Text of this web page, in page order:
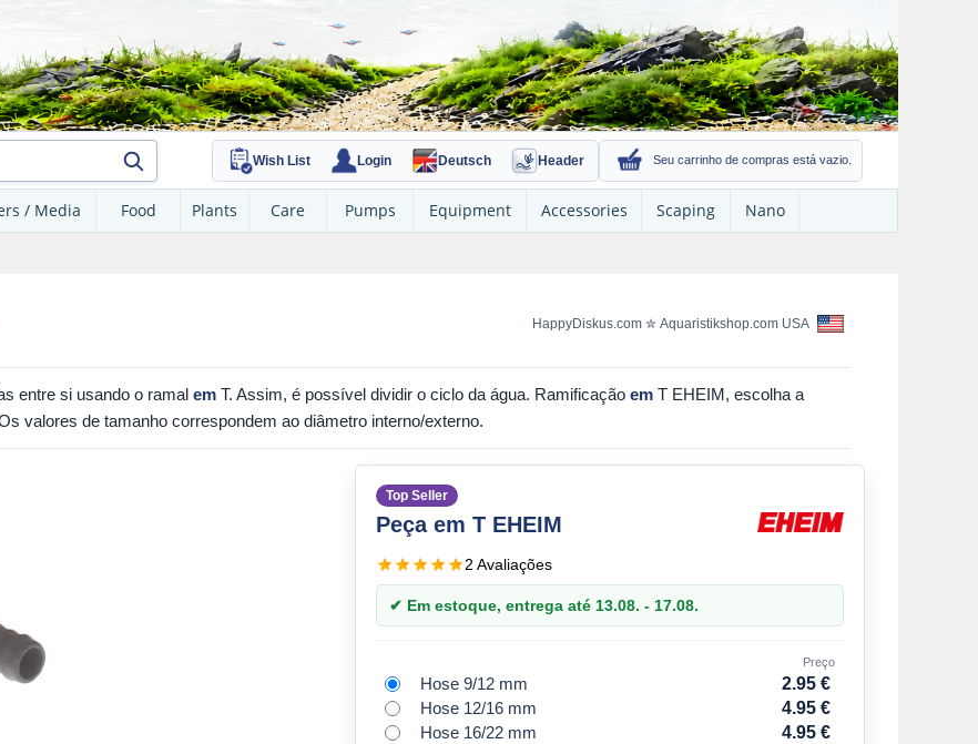
Wish List Login Deutsch Header Seu carrinho de compras está vazio.
/ Media Food Plants Care Pumps Equipment Accessories Scaping
Nano
HappyDiskus.com ✮ Aquaristikshop.com USA
entre si usando o ramal em T. Assim, é possível dividir o ciclo da água. Ramificação em T EHEIM, escolha a
valores de tamanho correspondem ao diâmetro interno/externo.
Top Seller
Peça em T EHEIM
2 Avaliações
✔ Em estoque, entrega até 13.08. - 17.08.
Preço
Hose 9/12 mm
2.95 €
Hose 12/16 mm
4.95 €
Hose 16/22 mm
4.95 €